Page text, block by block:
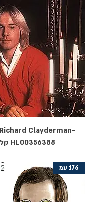
Clayderman-
HL00356388 קליידרמן ריצארד
176 עמ